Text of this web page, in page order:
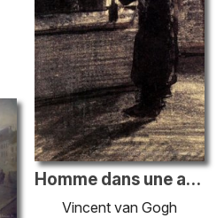
Homme dans une auberge de village
Vincent van Gogh